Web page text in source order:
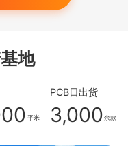
地
平米
PCB日出货
3,000 余款